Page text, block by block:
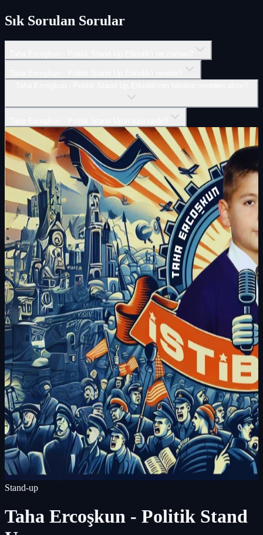
Sık Sorulan Sorular
Stand-up
Taha Ercoşkun - Politik Stand